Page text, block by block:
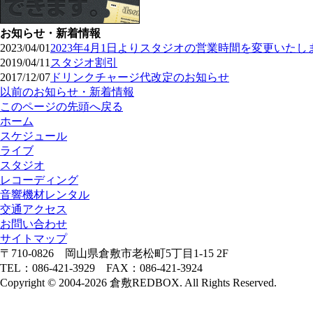
お知らせ・新着情報
2023/04/01 2023年4月1日よりスタジオの営業時間を変更いたし
2019/04/11 スタジオ割引
2017/12/07 ドリンクチャージ代改定のお知らせ
以前のお知らせ・新着情報
このページの先頭へ戻る
ホーム
スケジュール
ライブ
スタジオ
レコーディング
音響機材レンタル
交通アクセス
お問い合わせ
サイトマップ
〒710-0826 岡山県倉敷市老松町5丁目1-15 2F
TEL：086-421-3929 FAX：086-421-3924
Copyright © 2004-2026 倉敷REDBOX. All Rights Reserved.